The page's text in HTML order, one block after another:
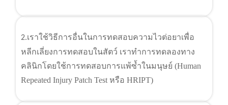
2.เราใช้วิธีการอื่นในการทดสอบความไวต่อยาเพื่อ
หลีกเลี่ยงการทดสอบในสัตว์ เราทำการทดลองทาง
คลินิกโดยใช้การทดสอบการแพ้ซ้ำในมนุษย์ (Human
Repeated Injury Patch Test หรือ HRIPT)